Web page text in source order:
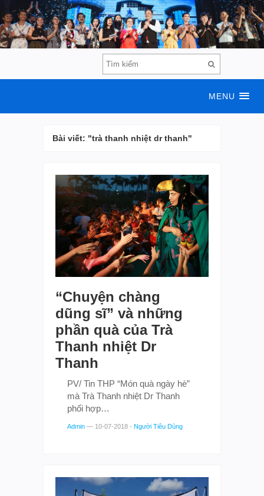
MENU
Bài viết: "trà thanh nhiệt dr thanh"
“Chuyện chàng
dũng sĩ” và những
phần quà của Trà
Thanh nhiệt Dr
Thanh
PV/ Tin THP “Món quà ngày hè”
mà Trà Thanh nhiệt Dr Thanh
phối hợp…
Admin — 10-07-2018 - Người Tiêu Dùng